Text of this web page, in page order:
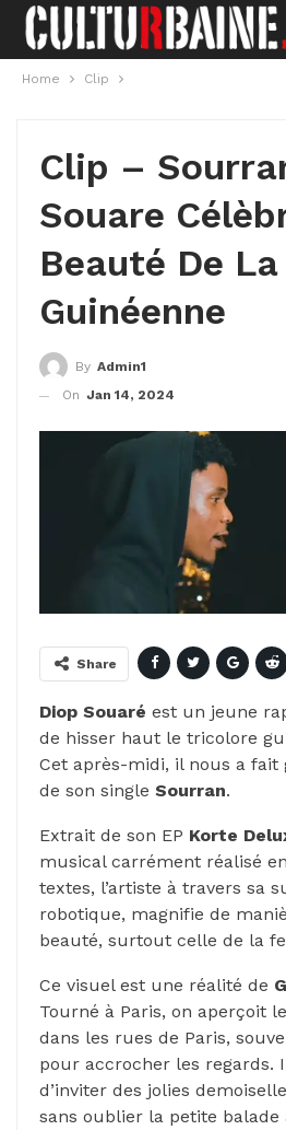
Home Clip
Clip –
Souare
Beauté De
Guinéenne
By Admin1
On Jan 14, 2024
Share
Diop Souaré est un jeune
de hisser haut le tricolore
Cet après-midi, il nous a fait
de son single Sourran.
Extrait de son EP Korte
musical carrément réalisé
textes, l’artiste à travers sa
robotique, magnifie de
beauté, surtout celle de la
Ce visuel est une réalité de
Tourné à Paris, on aperçoit
dans les rues de Paris,
pour accrocher les regards.
d’inviter des jolies
sans oublier la petite